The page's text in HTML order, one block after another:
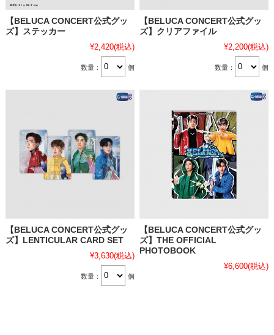
【BELUCA CONCERT公式グッ
ズ】ステッカー
¥2,420(税込)
数量： 個
【BELUCA CONCERT公式グッ
ズ】クリアファイル
¥2,200(税込)
数量： 個
【BELUCA CONCERT公式グッ
ズ】LENTICULAR CARD SET
¥3,630(税込)
数量： 個
【BELUCA CONCERT公式グッ
ズ】THE OFFICIAL
PHOTOBOOK
¥6,600(税込)